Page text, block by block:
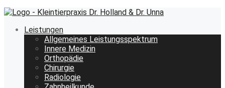
Leistungen
Allgemeines Leistungsspektrum
Innere Medizin
Orthopädie
Chirurgie
Radiologie